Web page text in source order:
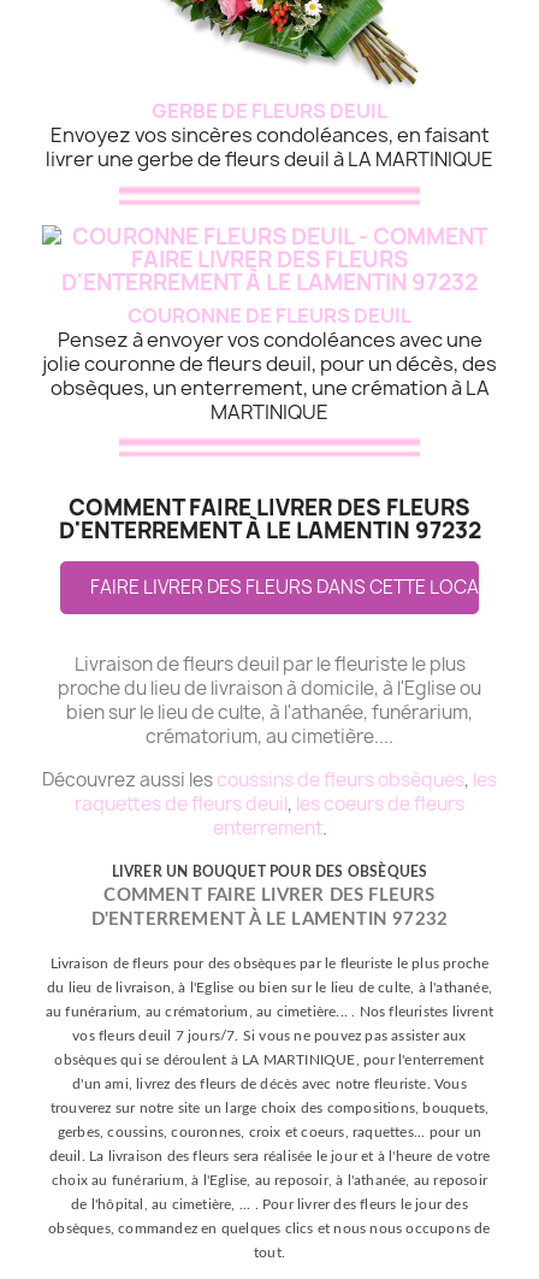
GERBE DE FLEURS DEUIL
Envoyez vos sincères condoléances, en faisant
livrer une gerbe de fleurs deuil à LA MARTINIQUE
COURONNE DE FLEURS DEUIL
Pensez à envoyer vos condoléances avec une
jolie couronne de fleurs deuil, pour un décès, des
obsèques, un enterrement, une crémation à LA
MARTINIQUE
COMMENT FAIRE LIVRER DES FLEURS
D'ENTERREMENT À LE LAMENTIN 97232
FAIRE LIVRER DES FLEURS DANS CETTE LOCALITE
Livraison de fleurs deuil par le fleuriste le plus
proche du lieu de livraison à domicile, à l'Eglise ou
bien sur le lieu de culte, à l'athanée, funérarium,
crématorium, au cimetière....
Découvrez aussi lescoussins de fleurs obsèques, les
raquettes de fleurs deuil, les coeurs de fleurs
enterrement.
LIVRER UN BOUQUET POUR DES OBSÈQUES
COMMENT FAIRE LIVRER DES FLEURS
D'ENTERREMENT À LE LAMENTIN 97232
Livraison de fleurs pour des obsèques par le fleuriste le plus proche
du lieu de livraison, à l'Eglise ou bien sur le lieu de culte, à l'athanée,
au funérarium, au crématorium, au cimetière... . Nos fleuristes livrent
vos fleurs deuil 7 jours/7. Si vous ne pouvez pas assister aux
obsèques qui se déroulent à LA MARTINIQUE, pour l'enterrement
d'un ami, livrez des fleurs de décès avec notre fleuriste. Vous
trouverez sur notre site un large choix des compositions, bouquets,
gerbes, coussins, couronnes, croix et coeurs, raquettes... pour un
deuil. La livraison des fleurs sera réalisée le jour et à l'heure de votre
choix au funérarium, à l'Eglise, au reposoir, à l'athanée, au reposoir
de l'hôpital, au cimetière, ... . Pour livrer des fleurs le jour des
obsèques, commandez en quelques clics et nous nous occupons de
tout.